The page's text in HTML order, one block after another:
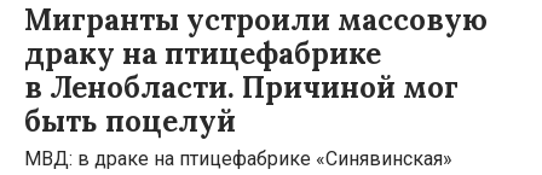
Мигранты устроили массовую
драку на птицефабрике
в Ленобласти. Причиной мог
быть поцелуй
МВД: в драке на птицефабрике «Синявинская»